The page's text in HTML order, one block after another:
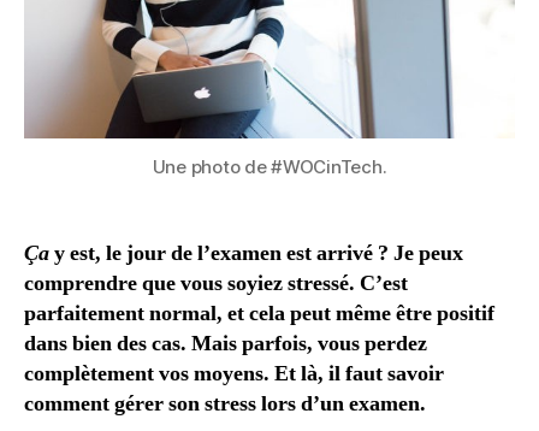
Une photo de #WOCinTech.
Çay est, le jour de l’examen est arrivé ? Je peux
comprendre que vous soyiez stressé. C’est
parfaitement normal, et cela peut même être positif
dans bien des cas. Mais parfois, vous perdez
complètement vos moyens. Et là, il faut savoir
comment gérer son stress lors d’un examen.